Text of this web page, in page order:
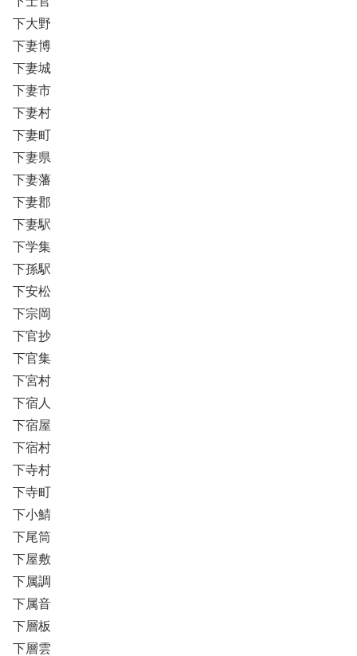
下大野
下妻博
下妻城
下妻市
下妻村
下妻町
下妻県
下妻藩
下妻郡
下妻駅
下学集
下孫駅
下安松
下宗岡
下官抄
下官集
下宮村
下宿人
下宿屋
下宿村
下寺村
下寺町
下小鯖
下尾筒
下屋敷
下属調
下属音
下層板
下層雲